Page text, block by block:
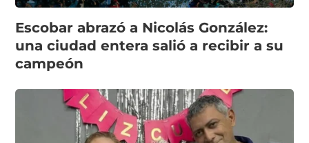
Escobar abrazó a Nicolás González:
una ciudad entera salió a recibir a su
campeón